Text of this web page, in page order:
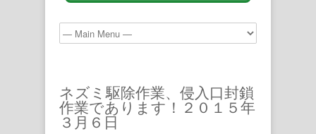
ネズミ駆除作業、侵入口封鎖
作業であります！２０１５年
３月６日